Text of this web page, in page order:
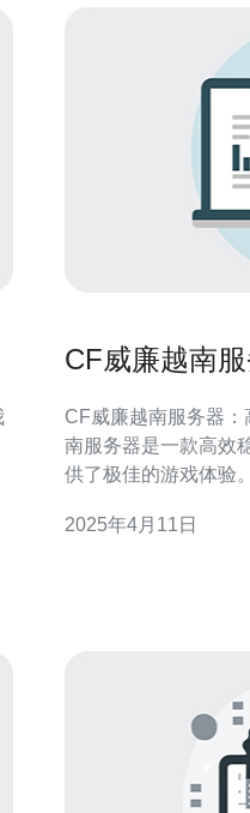
CF威廉越南
CF威廉越南服务器：高效
南服务器是一款高效
供了极佳的游戏体验
保证玩家在游戏过程
2025年4月11日